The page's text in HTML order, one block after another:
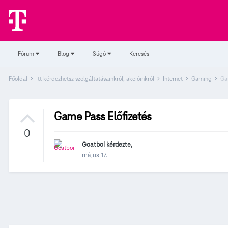
Fórum Blog Súgó Keresés
Főoldal Itt kérdezhetsz szolgáltatásainkról, akcióinkról Internet Gaming
0
Game Pass Előfizetés
Goatboi kérdezte,
május 17.